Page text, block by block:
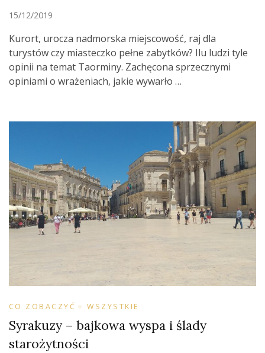
15/12/2019
Kurort, urocza nadmorska miejscowość, raj dla
turystów czy miasteczko pełne zabytków? Ilu ludzi tyle
opinii na temat Taorminy. Zachęcona sprzecznymi
opiniami o wrażeniach, jakie wywarło …
CO ZOBACZYĆ WSZYSTKIE
Syrakuzy – bajkowa wyspa i ślady
starożytności